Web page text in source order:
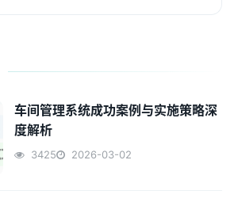
车间管理系统成功案例与实施策略深
度解析
3425 2026-03-02